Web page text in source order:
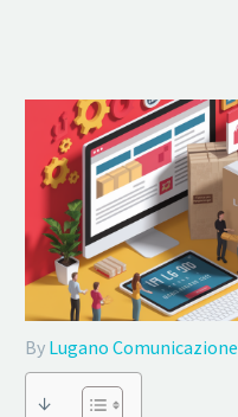
By Lugano Comunicazione
↓